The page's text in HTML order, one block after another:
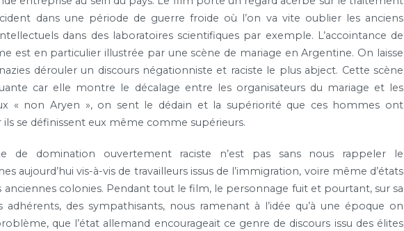
dans une période de guerre froide où l’on va vite oublier les anciens
dans des laboratoires scientifiques par exemple. L’accointance de
est en particulier illustrée par une scène de mariage en Argentine. On laisse
dérouler un discours négationniste et raciste le plus abject. Cette scène
car elle montre le décalage entre les organisateurs du mariage et les
« non Aryen », on sent le dédain et la supériorité que ces hommes ont
ils se définissent eux même comme supérieurs.
de domination ouvertement raciste n’est pas sans nous rappeler le
aujourd’hui vis-à-vis de travailleurs issus de l’immigration, voire même d’états
anciennes colonies. Pendant tout le film, le personnage fuit et pourtant, sur sa
des sympathisants, nous ramenant à l’idée qu’à une époque on
que l’état allemand encourageait ce genre de discours issu des élites